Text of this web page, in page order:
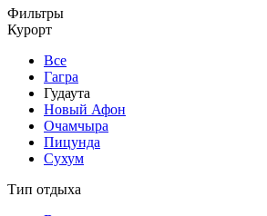
Фильтры
Курорт
Все
Гагра
Гудаута
Новый Афон
Очамчыра
Пицунда
Сухум
Тип отдыха